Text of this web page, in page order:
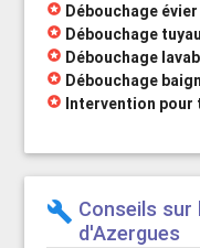
stars Débouchage évier
stars Débouchage tuyau
stars Débouchage
stars Débouchage
stars Intervention pour
build Conseils sur
d'Azergues